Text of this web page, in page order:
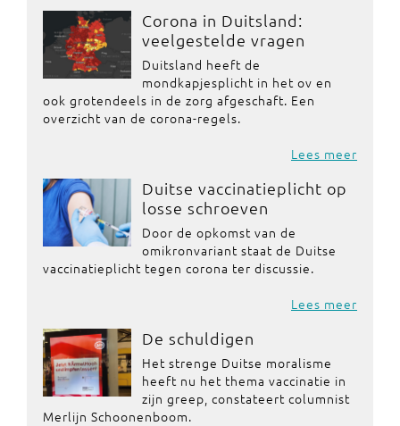
Corona in Duitsland:
veelgestelde vragen
Duitsland heeft de
mondkapjesplicht in het ov en
ook grotendeels in de zorg afgeschaft. Een
overzicht van de corona-regels.
Lees meer
Duitse vaccinatieplicht op
losse schroeven
Door de opkomst van de
omikronvariant staat de Duitse
vaccinatieplicht tegen corona ter discussie.
Lees meer
De schuldigen
Het strenge Duitse moralisme
heeft nu het thema vaccinatie in
zijn greep, constateert columnist
Merlijn Schoonenboom.